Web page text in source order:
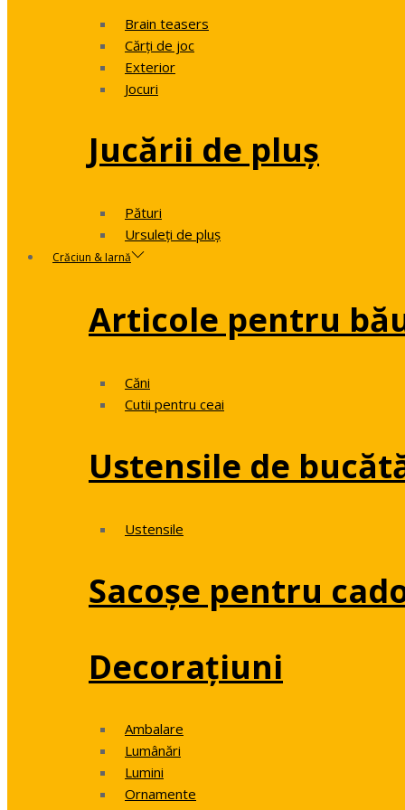
Brain teasers
Cărți de joc
Exterior
Jocuri
Jucării de pluș
Pături
Ursuleți de pluș
Crăciun & Iarnă
Articole pentru
Căni
Cutii pentru ceai
Ustensile de
Ustensile
Sacoșe pentru
Decorațiuni
Ambalare
Lumânări
Lumini
Ornamente